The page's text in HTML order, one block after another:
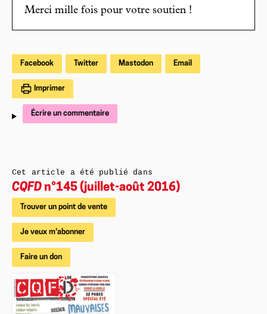
Merci mille fois pour votre soutien !
Facebook Twitter Mastodon Email
Imprimer
Écrire un commentaire
Cet article a été publié dans
CQFD n°145 (juillet-août 2016)
Trouver un point de vente
Je veux m'abonner
Faire un don